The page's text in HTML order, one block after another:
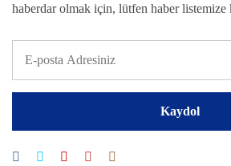
haberdar olmak için, lütfen haber listemize